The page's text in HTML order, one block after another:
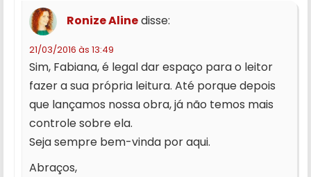
Ronize Alinedisse:
21/03/2016 às 13:49
Sim, Fabiana, é legal dar espaço para o leitor
fazer a sua própria leitura. Até porque depois
que lançamos nossa obra, já não temos mais
controle sobre ela.
Seja sempre bem-vinda por aqui.
Abraços,